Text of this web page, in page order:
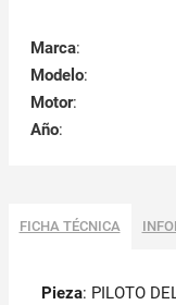
Marca:
Modelo:
Motor:
Año:
FICHA TÉCNICA
Pieza: PILOTO